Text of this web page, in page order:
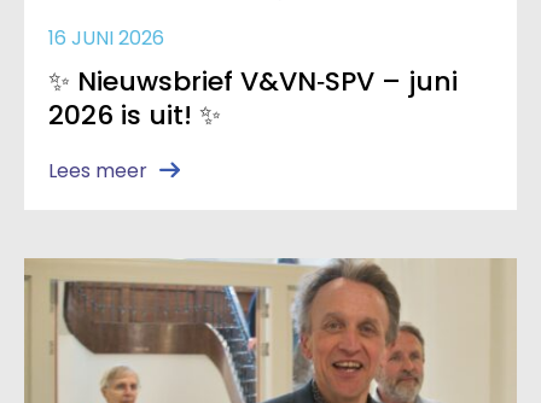
16 JUNI 2026
✨ Nieuwsbrief V&VN‑SPV – juni
2026 is uit! ✨
Lees meer